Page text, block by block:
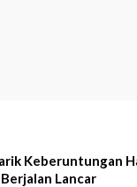
Keberuntungan
Lancar